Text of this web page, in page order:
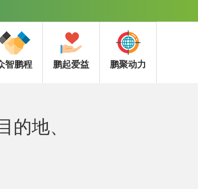
智鹏程 鹏起爱益 鹏聚动力
地、